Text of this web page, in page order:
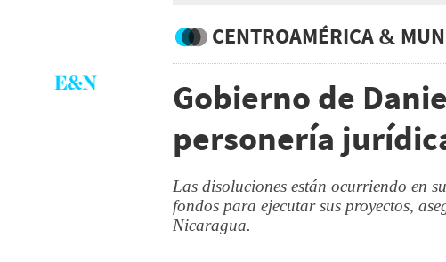
CENTROAMÉRICA &
Gobierno de
personería
Las disoluciones están ocurriendo en
fondos para ejecutar sus proyectos,
Nicaragua.